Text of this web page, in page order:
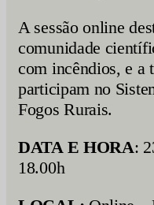
A sessão online
comunidade
com incêndios, e a
participam no
Fogos Rurais.
DATA E HORA:
18.00h